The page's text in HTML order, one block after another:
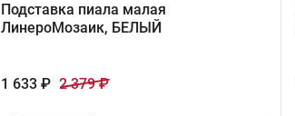
Подставка пиала малая
ЛинероМозаик, БЕЛЫЙ
1 633 ₽ 2 379 ₽